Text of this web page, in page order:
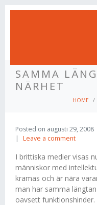
SAMMA
NÄRHET
HOME
Posted on augusti 29, 2008
Leave a comment
I brittiska medier visas
människor med
kramas och är nära
man har samma
oavsett